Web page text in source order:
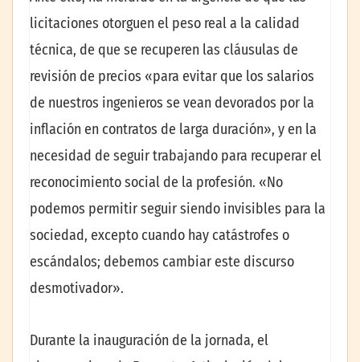
licitaciones otorguen el peso real a la calidad
técnica, de que se recuperen las cláusulas de
revisión de precios «para evitar que los salarios
de nuestros ingenieros se vean devorados por la
inflación en contratos de larga duración», y en la
necesidad de seguir trabajando para recuperar el
reconocimiento social de la profesión. «No
podemos permitir seguir siendo invisibles para la
sociedad, excepto cuando hay catástrofes o
escándalos; debemos cambiar este discurso
desmotivador».
Durante la inauguración de la jornada, el